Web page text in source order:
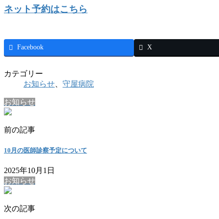
ネット予約はこちら
Facebook X
カテゴリー
お知らせ
守屋病院
お知らせ
前の記事
10月の医師診察予定について
2025年10月1日
お知らせ
次の記事